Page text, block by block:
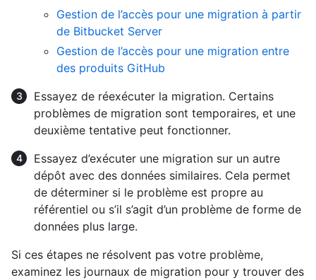
Gestion de l’accès pour une migration à partir
de Bitbucket Server
Gestion de l’accès pour une migration entre
des produits GitHub
Essayez de réexécuter la migration. Certains
problèmes de migration sont temporaires, et une
deuxième tentative peut fonctionner.
Essayez d’exécuter une migration sur un autre
dépôt avec des données similaires. Cela permet
de déterminer si le problème est propre au
référentiel ou s’il s’agit d’un problème de forme de
données plus large.
Si ces étapes ne résolvent pas votre problème,
examinez les journaux de migration pour y trouver des